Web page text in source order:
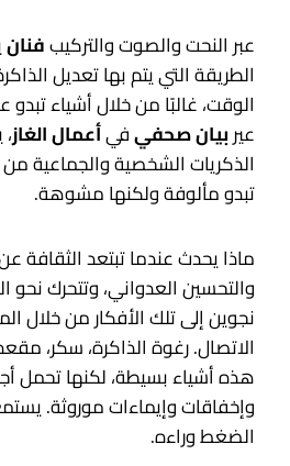
عبر النحت والصوت والتركيبفنان
الطريقة التي يتم بها تعديل
الوقت، غالبًا من خلال أشياء تبدو
عيربيان صحفيفيأعمال الغاز
الذكريات الشخصية والجماعية
تبدو مألوفة ولكنها مشوهة.
ماذا يحدث عندما تبتعد الثقافة
والتحسين العدواني، وتتحرك نحو
نجوين إلى تلك الأفكار من خلال
الاتصال. رغوة الذاكرة، سكر،
هذه أشياء بسيطة، لكنها تحمل
وإخفاقات وإيماءات موروثة.
الضغط وراءه.